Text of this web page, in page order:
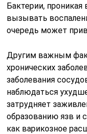
Бактерии, проникая
вызывать
очередь может
Другим важным
хронических
заболевания
наблюдаться
затрудняет
образованию язв и
как варикозное